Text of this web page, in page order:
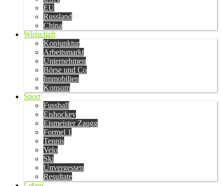
EU
Russland
China
Wirtschaft
Konjunktur
Arbeitsmarkt
Unternehmen
Börse und Co
Immobilien
Konsum
Sport
Fussball
Eishockey
Eismeister Zaugg
Formel 1
Tennis
Velo
Ski
Unvergessen
Resultate